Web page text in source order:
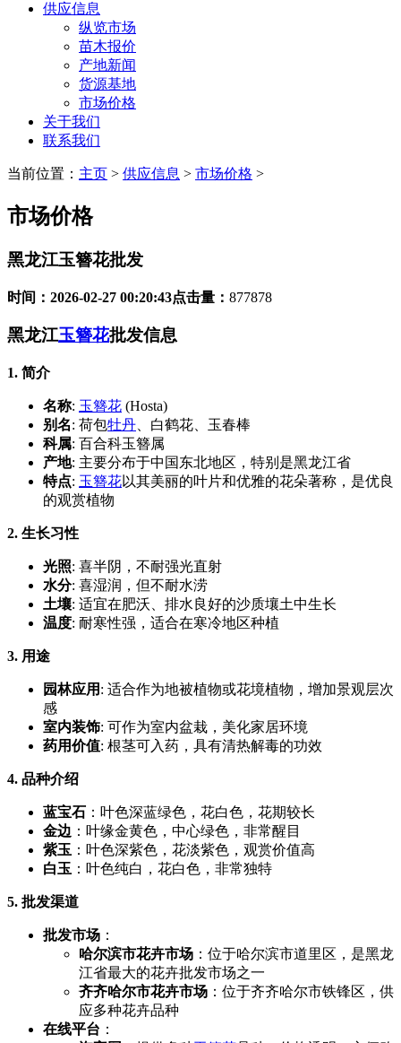
供应信息
纵览市场
苗木报价
产地新闻
货源基地
市场价格
关于我们
联系我们
当前位置： 主页 > 供应信息 > 市场价格 >
市场价格
黑龙江玉簪花批发
时间： 2026-02-27 00:20:43点击量： 877878
黑龙江玉簪花批发信息
1. 简介
名称: 玉簪花 (Hosta)
别名: 荷包牡丹 、白鹤花、玉春棒
科属: 百合科玉簪属
产地: 主要分布于中国东北地区，特别是黑龙江省
特点: 玉簪花以其美丽的叶片和优雅的花朵著称，是优良
的观赏植物
2. 生长习性
光照: 喜半阴，不耐强光直射
水分: 喜湿润，但不耐水涝
土壤: 适宜在肥沃、排水良好的沙质壤土中生长
温度: 耐寒性强，适合在寒冷地区种植
3. 用途
园林应用 : 适合作为地被植物或花境植物，增加景观层次
感
室内装饰: 可作为室内盆栽，美化家居环境
药用价值: 根茎可入药，具有清热解毒的功效
4. 品种介绍
蓝宝石 ：叶色深蓝绿色，花白色，花期较长
金边 ：叶缘金黄色，中心绿色，非常醒目
紫玉 ：叶色深紫色，花淡紫色，观赏价值高
白玉 ：叶色纯白，花白色，非常独特
5. 批发渠道
批发市场 ：
哈尔滨市花卉市场 ：位于哈尔滨市道里区，是黑龙
江省最大的花卉批发市场之一
齐齐哈尔市花卉市场 ：位于齐齐哈尔市铁锋区，供
应多种花卉品种
在线平台 ：